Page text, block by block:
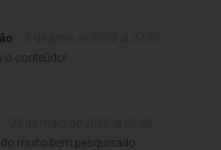
o conteúdo!
muito bem pesquisado.